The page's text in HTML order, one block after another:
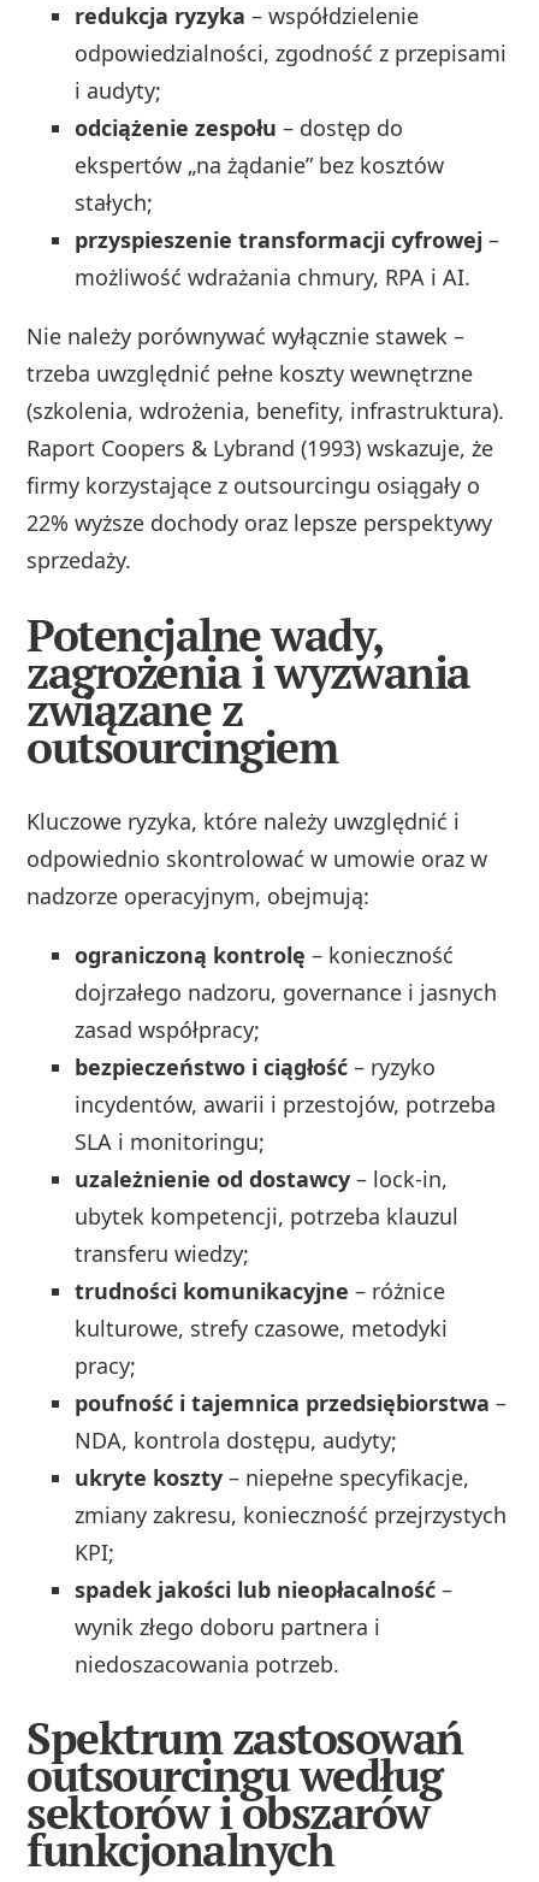
redukcja ryzyka – współdzielenie
odpowiedzialności, zgodność z przepisami
i audyty;
odciążenie zespołu – dostęp do
ekspertów „na żądanie” bez kosztów
stałych;
przyspieszenie transformacji cyfrowej –
możliwość wdrażania chmury, RPA i AI.
Nie należy porównywać wyłącznie stawek –
trzeba uwzględnić pełne koszty wewnętrzne
(szkolenia, wdrożenia, benefity, infrastruktura).
Raport Coopers & Lybrand (1993) wskazuje, że
firmy korzystające z outsourcingu osiągały o
22% wyższe dochody oraz lepsze perspektywy
sprzedaży.
Potencjalne wady,
zagrożenia i wyzwania
związane z
outsourcingiem
Kluczowe ryzyka, które należy uwzględnić i
odpowiednio skontrolować w umowie oraz w
nadzorze operacyjnym, obejmują:
ograniczoną kontrolę – konieczność
dojrzałego nadzoru, governance i jasnych
zasad współpracy;
bezpieczeństwo i ciągłość – ryzyko
incydentów, awarii i przestojów, potrzeba
SLA i monitoringu;
uzależnienie od dostawcy – lock-in,
ubytek kompetencji, potrzeba klauzul
transferu wiedzy;
trudności komunikacyjne – różnice
kulturowe, strefy czasowe, metodyki
pracy;
poufność i tajemnica przedsiębiorstwa –
NDA, kontrola dostępu, audyty;
ukryte koszty – niepełne specyfikacje,
zmiany zakresu, konieczność przejrzystych
KPI;
spadek jakości lub nieopłacalność –
wynik złego doboru partnera i
niedoszacowania potrzeb.
Spektrum zastosowań
outsourcingu według
sektorów i obszarów
funkcjonalnych